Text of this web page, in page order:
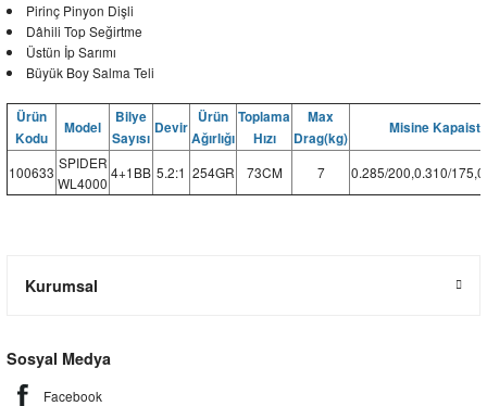
Pirinç Pinyon Dişli
Dâhili Top Seğirtme
Üstün İp Sarımı
Büyük Boy Salma Teli
Ürün
Kodu
Model
Bilye
Sayısı
Devir
Ürün
Ağırlığı
Toplama
Hızı
Max
Drag(kg)
Misine
100633
SPIDER
WL4000
4+1BB 5.2:1 254GR 73CM 7 0.285/200,0.310/
Kurumsal
Sosyal Medya
Facebook